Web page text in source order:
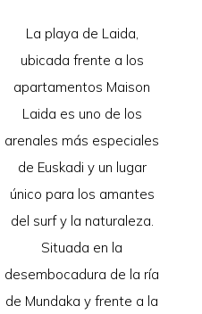
La playa de Laida,
ubicada frente a los
apartamentos Maison
Laida es uno de los
arenales más especiales
de Euskadi y un lugar
único para los amantes
del surf y la naturaleza.
Situada en la
desembocadura de la ría
de Mundaka y frente a la